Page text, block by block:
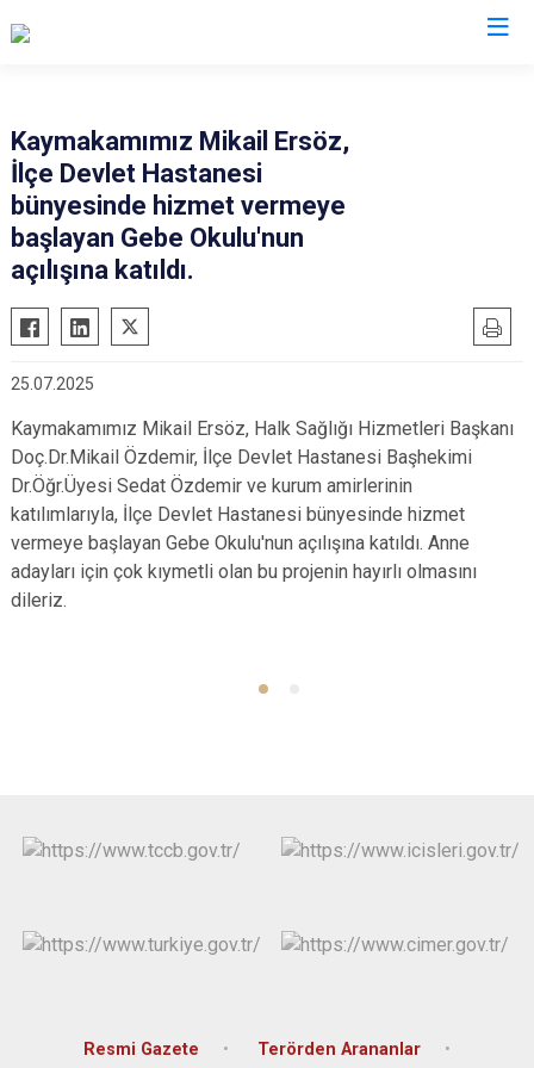
Araban
İslahiye
Karkamış
Nurdağı
Oğuzeli
Şehitkamil
Yavuzeli
Kaymakamımız Mikail Ersöz,
İlçe Devlet Hastanesi
bünyesinde hizmet vermeye
başlayan Gebe Okulu'nun
açılışına katıldı.
25.07.2025
Kaymakamımız Mikail Ersöz, Halk Sağlığı Hizmetleri Başkanı
Doç.Dr.Mikail Özdemir, İlçe Devlet Hastanesi Başhekimi
Dr.Öğr.Üyesi Sedat Özdemir ve kurum amirlerinin
katılımlarıyla, İlçe Devlet Hastanesi bünyesinde hizmet
vermeye başlayan Gebe Okulu'nun açılışına katıldı. Anne
adayları için çok kıymetli olan bu projenin hayırlı olmasını
dileriz.
Resmi Gazete Terörden Arananlar